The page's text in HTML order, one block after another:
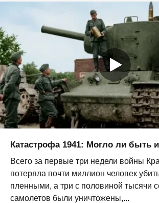
Катастрофа 1941: Могло ли быть
Всего за первые три недели войны
потеряла почти миллион человек
пленными, а три с половиной тысячи
самолетов были уничтожены,...